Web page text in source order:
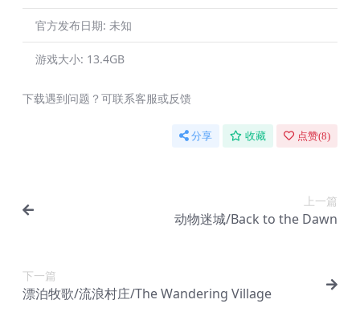
官方发布日期: 未知
游戏大小: 13.4GB
下载遇到问题？可联系客服或反馈
分享 收藏 点赞(8)
上一篇
动物迷城/Back to the Dawn
下一篇
漂泊牧歌/流浪村庄/The Wandering Village